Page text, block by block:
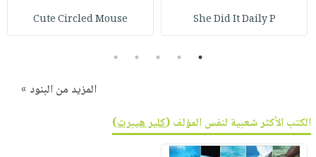
She Did It Daily P
Cute Circled Mouse
1
2
3
4
5
المزيد من البنود »
الكتب الأكثر شعبية لنفس المؤلف (كلير هيبرت)